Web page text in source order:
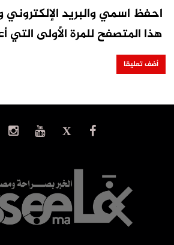
احفظ اسمي والبريد
هذا المتصفح للمرة الأولى التي